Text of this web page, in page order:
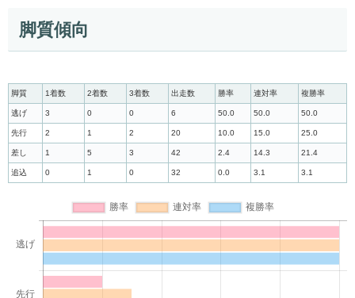
脚質傾向
脚質 1着数 2着数 3着数 出走数 勝率 連対率 複勝率
逃げ 3 0 0 6 50.0 50.0 50.0
先行 2 1 2 20 10.0 15.0 25.0
差し 1 5 3 42 2.4 14.3 21.4
追込 0 1 0 32 0.0 3.1 3.1